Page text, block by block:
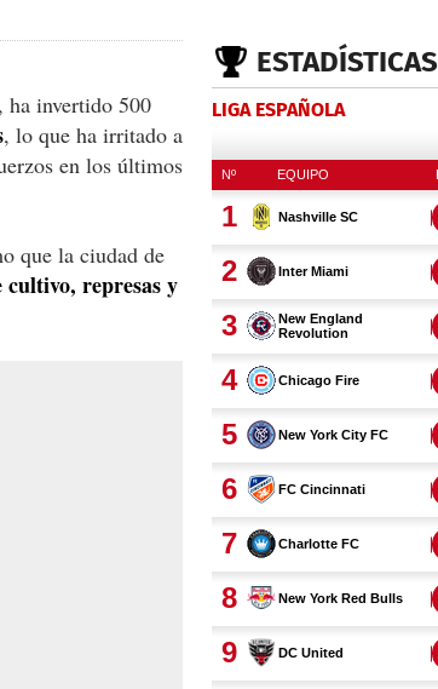
ha invertido 500
, lo que ha irritado a
en los últimos
que la ciudad de
represas y
ESTADÍSTICAS
LIGA ESPAÑOLA